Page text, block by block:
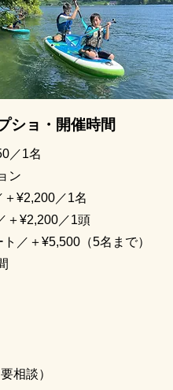
ショ・開催時間
／1名
ン
＋¥2,200／1名
＋¥2,200／1頭
ト／＋¥5,500（5名まで）
相談）